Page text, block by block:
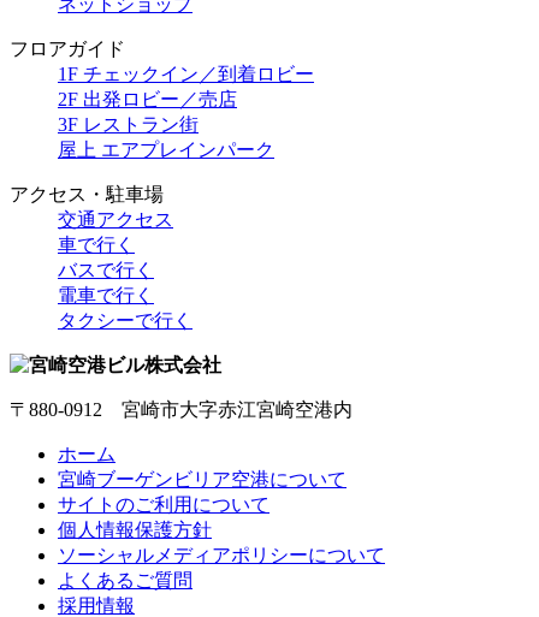
フロアガイド
1F チェックイン／到着ロビー
2F 出発ロビー／売店
3F レストラン街
屋上 エアプレインパーク
アクセス・駐車場
交通アクセス
車で行く
バスで行く
電車で行く
タクシーで行く
〒880-0912 宮崎市大字赤江宮崎空港内
ホーム
宮崎ブーゲンビリア空港について
サイトのご利用について
個人情報保護方針
ソーシャルメディアポリシーについて
よくあるご質問
採用情報